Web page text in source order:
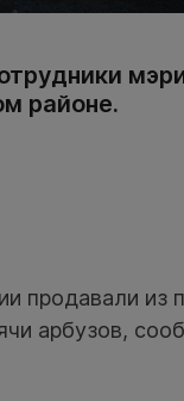
районе.
продавали из
арбузов,